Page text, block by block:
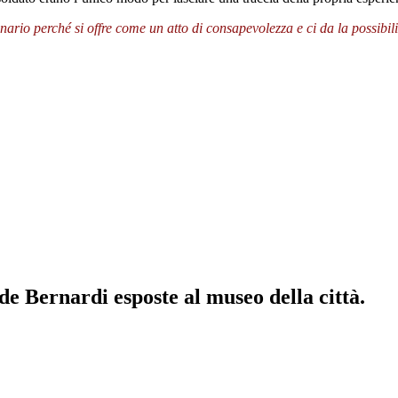
perché si offre come un atto di consapevolezza e ci da la
Bernardi esposte al museo della città.